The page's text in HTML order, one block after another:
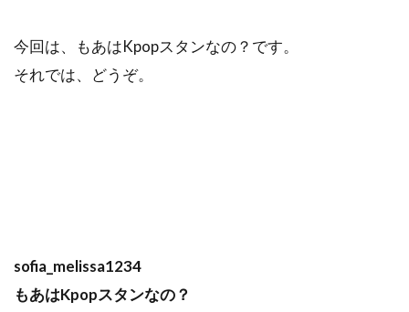
今回は、もあはKpopスタンなの？です。
それでは、どうぞ。
sofia_melissa1234
もあはKpopスタンなの？